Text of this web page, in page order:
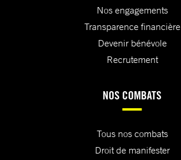
Nos engagements
Transparence financière
Devenir bénévole
Recrutement
NOS COMBATS
Tous nos combats
Droit de manifester